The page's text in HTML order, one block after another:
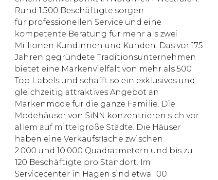
Rund 1.500 Beschäftigte sorgen
für professionellen Service und eine
kompetente Beratung für mehr als zwei
Millionen Kundinnen und Kunden. Das vor 175
Jahren gegründete Traditionsunternehmen
bietet eine Markenvielfalt von mehr als 500
Top-Labels und schafft so ein exklusives und
gleichzeitig attraktives Angebot an
Markenmode für die ganze Familie. Die
Modehäuser von SiNN konzentrieren sich vor
allem auf mittelgroße Städte. Die Häuser
haben eine Verkaufsfläche zwischen
2.000 und 10.000 Quadratmetern und bis zu
120 Beschäftigte pro Standort. Im
Servicecenter in Hagen sind etwa 100